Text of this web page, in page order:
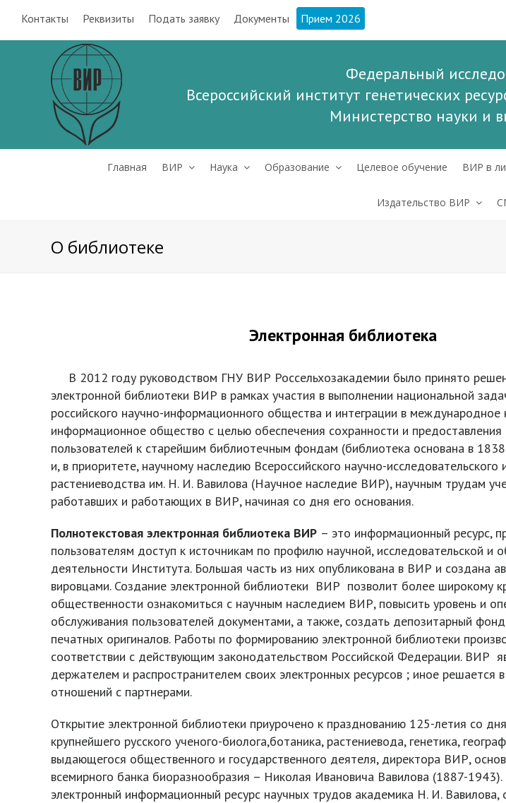
Контакты Реквизиты Подать заявку Документы Прием 2026
Федеральный
Всероссийский институт генетических
Министерство науки и
Главная ВИР Наука Образование Целевое обучение ВИР в
Издательство ВИР
О библиотеке
Электронная библиотека
В 2012 году руководством ГНУ ВИР Россельхозакадемии было принято
электронной библиотеки ВИР в рамках участия в выполнении национальной
российского научно-информационного общества и интеграции в международное
информационное общество с целью обеспечения сохранности и
пользователей к старейшим библиотечным фондам (библиотека основана в 1838
и, в приоритете, научному наследию Всероссийского научно-исследовательского
растениеводства им. Н. И. Вавилова (Научное наследие ВИР), научным трудам
работавших и работающих в ВИР, начиная со дня его основания.
Полнотекстовая электронная библиотека ВИР – это информационный ресурс,
пользователям доступ к источникам по профилю научной, исследовательской и
деятельности Института. Большая часть из них опубликована в ВИР и создана
вировцами. Создание электронной библиотеки ВИР позволит более широкому
общественности ознакомиться с научным наследием ВИР, повысить уровень и
обслуживания пользователей документами, а также, создать депозитарный
печатных оригиналов. Работы по формированию электронной библиотеки
соответствии с действующим законодательством Российской Федерации. ВИР
держателем и распространителем своих электронных ресурсов ; иное решается
отношений с партнерами.
Открытие электронной библиотеки приурочено к празднованию 125-летия со
крупнейшего русского ученого-биолога,ботаника, растениевода, генетика,
выдающегося общественного и государственного деятеля, директора ВИР,
всемирного банка биоразнообразия – Николая Ивановича Вавилова (1887-
электронный информационный ресурс научных трудов академика Н. И. Вавилова,